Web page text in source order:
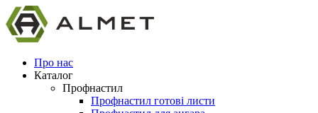
Про нас
Каталог
Профнастил
Профнастил готові листи